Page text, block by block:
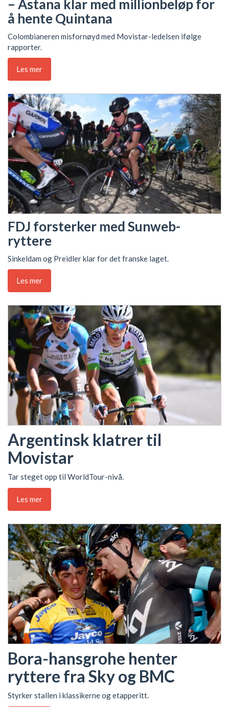
– Astana klar med millionbeløp for
å hente Quintana
Colombianeren misfornøyd med Movistar-ledelsen ifølge
rapporter.
Les mer
FDJ forsterker med Sunweb-
ryttere
Sinkeldam og Preidler klar for det franske laget.
Les mer
Argentinsk klatrer til
Movistar
Tar steget opp til WorldTour-nivå.
Les mer
Bora-hansgrohe henter
ryttere fra Sky og BMC
Styrker stallen i klassikerne og etapperitt.